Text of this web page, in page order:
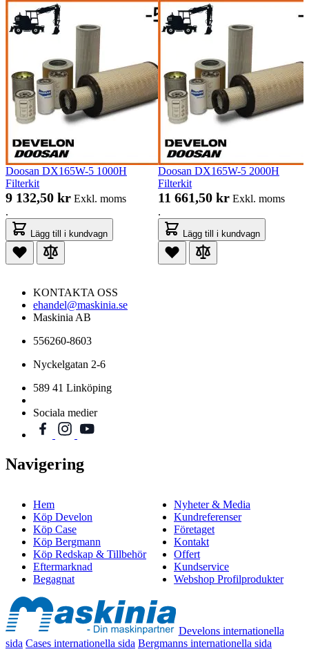
Doosan DX165W-5 1000H
Filterkit
9 132,50 kr Exkl. moms
.
Lägg till i kundvagn
Doosan DX165W-5 2000H
Filterkit
11 661,50 kr Exkl. moms
.
Lägg till i kundvagn
KONTAKTA OSS
ehandel@maskinia.se
Maskinia AB
556260-8603
Nyckelgatan 2-6
589 41 Linköping
Sociala medier
Navigering
Hem
Köp Develon
Köp Case
Köp Bergmann
Köp Redskap & Tillbehör
Eftermarknad
Begagnat
Nyheter & Media
Kundreferenser
Företaget
Kontakt
Offert
Kundservice
Webshop Profilprodukter
Develons internationella
sida Cases internationella sida Bergmanns internationella sida